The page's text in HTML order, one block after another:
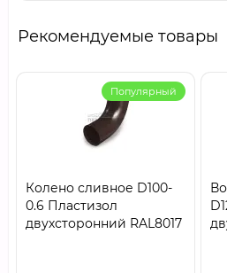
Рекомендуемые товары
Популярный
Колено сливное D100-
0.6 Пластизол
двухсторонний RAL8017